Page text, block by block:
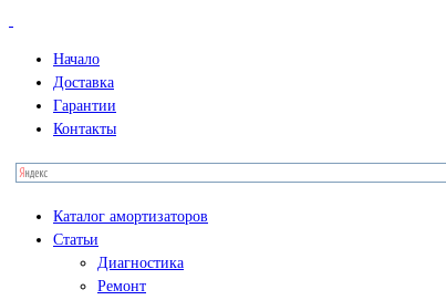
Начало
Доставка
Гарантии
Контакты
Каталог амортизаторов
Статьи
Диагностика
Ремонт